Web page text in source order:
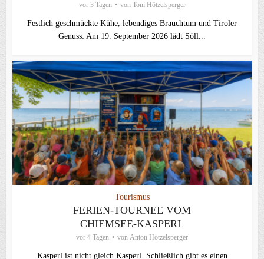
vor 3 Tagen von Toni Hötzelsperger
Festlich geschmückte Kühe, lebendiges Brauchtum und Tiroler
Genuss: Am 19. September 2026 lädt Söll...
Tourismus
FERIEN-TOURNEE VOM
CHIEMSEE-KASPERL
vor 4 Tagen von Anton Hötzelsperger
Kasperl ist nicht gleich Kasperl. Schließlich gibt es einen